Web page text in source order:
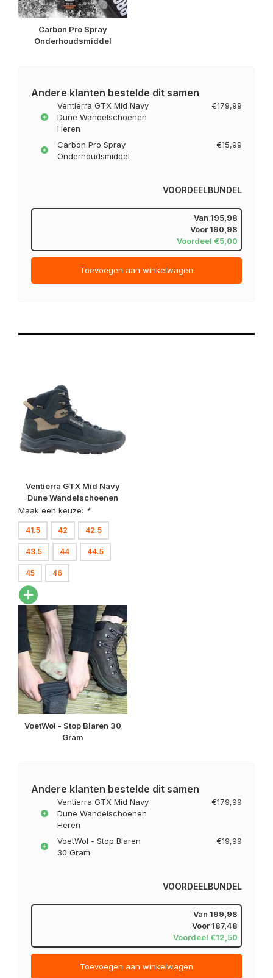
Carbon Pro Spray
Onderhoudsmiddel
Andere klanten bestelde dit samen
Ventierra GTX Mid Navy
Dune Wandelschoenen
Heren
€179,99
Carbon Pro Spray
Onderhoudsmiddel
€15,99
VOORDEELBUNDEL
Van 195,98
Voor190,98
Voordeel €5,00
Toevoegen aan winkelwagen
Ventierra GTX Mid Navy
Dune Wandelschoenen
Heren
Maak een keuze: *
41.5 42 42.5
43.5 44 44.5
45 46
VoetWol - Stop Blaren 30
Gram
Andere klanten bestelde dit samen
Ventierra GTX Mid Navy
Dune Wandelschoenen
Heren
€179,99
VoetWol - Stop Blaren
30 Gram
€19,99
VOORDEELBUNDEL
Van 199,98
Voor187,48
Voordeel €12,50
Toevoegen aan winkelwagen